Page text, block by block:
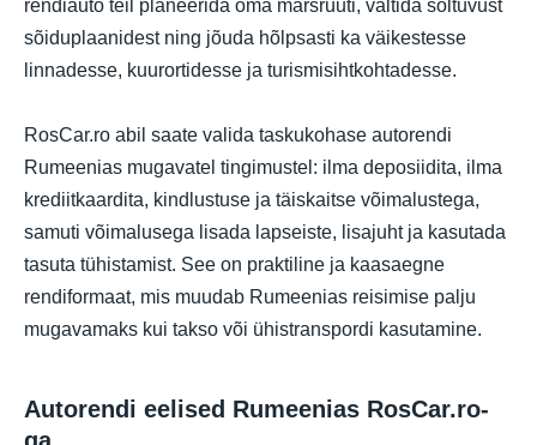
rendiauto teil planeerida oma marsruuti, vältida sõltuvust
sõiduplaanidest ning jõuda hõlpsasti ka väikestesse
linnadesse, kuurortidesse ja turismisihtkohtadesse.
RosCar.ro abil saate valida taskukohase autorendi
Rumeenias mugavatel tingimustel: ilma deposiidita, ilma
krediitkaardita, kindlustuse ja täiskaitse võimalustega,
samuti võimalusega lisada lapseiste, lisajuht ja kasutada
tasuta tühistamist. See on praktiline ja kaasaegne
rendiformaat, mis muudab Rumeenias reisimise palju
mugavamaks kui takso või ühistranspordi kasutamine.
Autorendi eelised Rumeenias RosCar.ro-